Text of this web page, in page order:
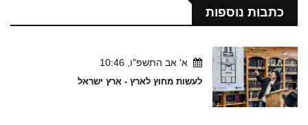
כתבות נוספות
א' אב התשפ"ו, 10:46
לעשות מחוץ לארץ - ארץ ישראל